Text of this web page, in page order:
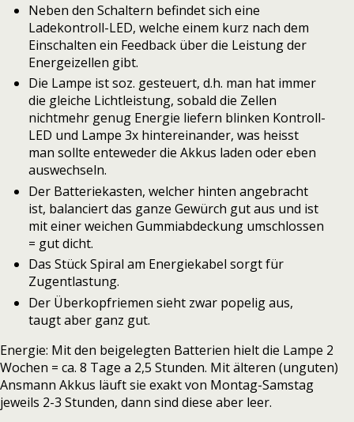
Neben den Schaltern befindet sich eine
Ladekontroll-LED, welche einem kurz nach dem
Einschalten ein Feedback über die Leistung der
Energeizellen gibt.
Die Lampe ist soz. gesteuert, d.h. man hat immer
die gleiche Lichtleistung, sobald die Zellen
nichtmehr genug Energie liefern blinken Kontroll-
LED und Lampe 3x hintereinander, was heisst
man sollte enteweder die Akkus laden oder eben
auswechseln.
Der Batteriekasten, welcher hinten angebracht
ist, balanciert das ganze Gewürch gut aus und ist
mit einer weichen Gummiabdeckung umschlossen
= gut dicht.
Das Stück Spiral am Energiekabel sorgt für
Zugentlastung.
Der Überkopfriemen sieht zwar popelig aus,
taugt aber ganz gut.
Energie: Mit den beigelegten Batterien hielt die Lampe 2
Wochen = ca. 8 Tage a 2,5 Stunden. Mit älteren (unguten)
Ansmann Akkus läuft sie exakt von Montag-Samstag
jeweils 2-3 Stunden, dann sind diese aber leer.